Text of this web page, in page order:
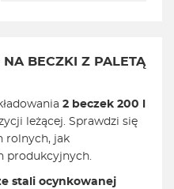
BECZKI Z PALETĄ
2 beczek 200 l
leżącej. Sprawdzi się
rolnych, jak
produkcyjnych.
stali ocynkowanej